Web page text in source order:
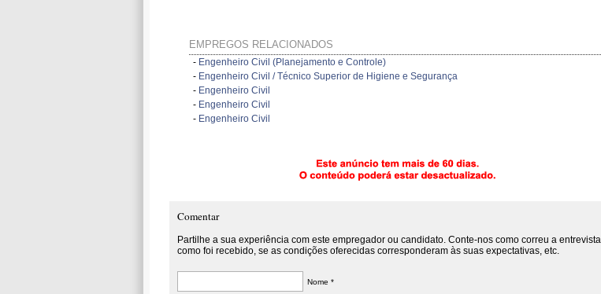
EMPREGOS RELACIONADOS
- Engenheiro Civil (Planejamento e Controle)
- Engenheiro Civil / Técnico Superior de Higiene e Segurança
- Engenheiro Civil
- Engenheiro Civil
- Engenheiro Civil
Comentar
Partilhe a sua experiência com este empregador ou candidato. Conte-nos como correu a entrevista,
como foi recebido, se as condições oferecidas corresponderam às suas expectativas, etc.
Nome *